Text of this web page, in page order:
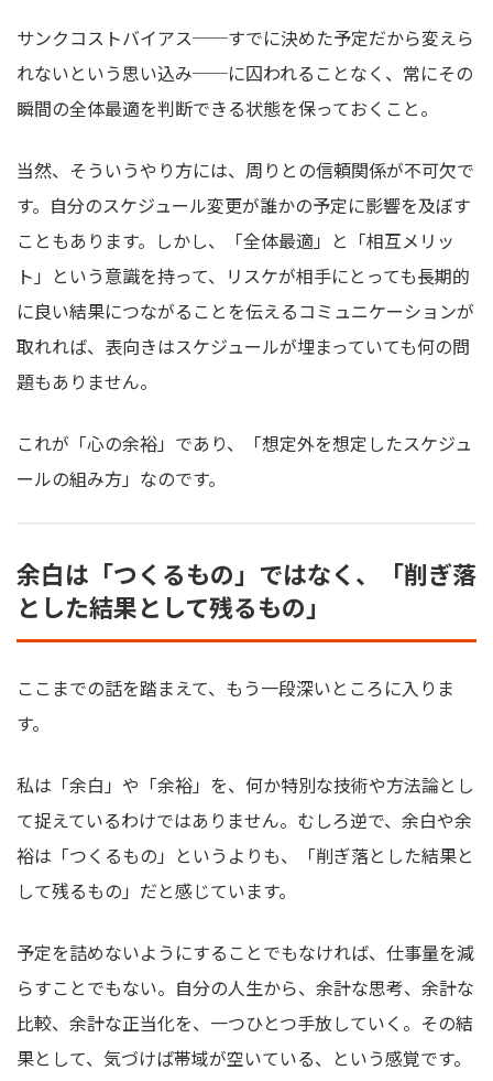
サンクコストバイアス──すでに決めた予定だから変えら
れないという思い込み──に囚われることなく、常にその
瞬間の全体最適を判断できる状態を保っておくこと。
当然、そういうやり方には、周りとの信頼関係が不可欠で
す。自分のスケジュール変更が誰かの予定に影響を及ぼす
こともあります。しかし、「全体最適」と「相互メリッ
ト」という意識を持って、リスケが相手にとっても長期的
に良い結果につながることを伝えるコミュニケーションが
取れれば、表向きはスケジュールが埋まっていても何の問
題もありません。
これが「心の余裕」であり、「想定外を想定したスケジュ
ールの組み方」なのです。
余白は「つくるもの」ではなく、「削ぎ落
とした結果として残るもの」
ここまでの話を踏まえて、もう一段深いところに入りま
す。
私は「余白」や「余裕」を、何か特別な技術や方法論とし
て捉えているわけではありません。むしろ逆で、余白や余
裕は「つくるもの」というよりも、「削ぎ落とした結果と
して残るもの」だと感じています。
予定を詰めないようにすることでもなければ、仕事量を減
らすことでもない。自分の人生から、余計な思考、余計な
比較、余計な正当化を、一つひとつ手放していく。その結
果として、気づけば帯域が空いている、という感覚です。